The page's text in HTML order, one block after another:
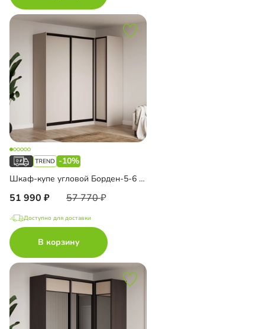
-10%
Шкаф-купе угловой Борден-5-6 1100
51 990 57 770
Доступно для доставки
В корзину